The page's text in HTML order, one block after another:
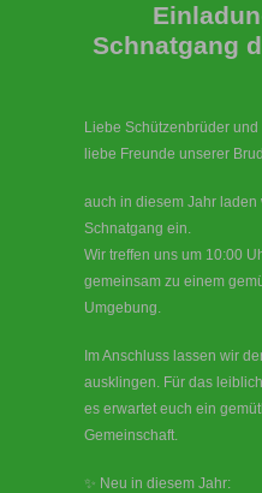
Schnatgang
Liebe Schützenbrüder
liebe Freunde unserer
auch in diesem Jahr
Schnatgang ein.
Wir treffen uns um 10:00
gemeinsam zu einem
Umgebung.
Im Anschluss lassen wir
ausklingen. Für das
es erwartet euch ein
Gemeinschaft.
✨ Neu in diesem Jahr: